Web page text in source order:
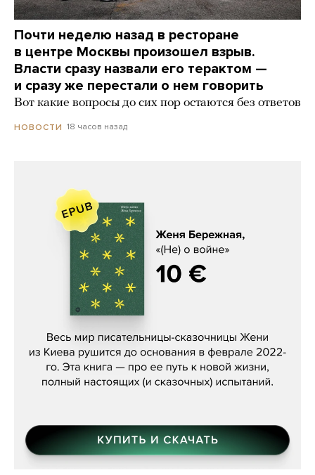
Почти неделю назад в ресторане
в центре Москвы произошел взрыв.
Власти сразу назвали его терактом —
и сразу же перестали о нем говорить
Вот какие вопросы до сих пор остаются без ответов
НОВОСТИ 18 часов назад
Женя Бережная, «(Не) о войне»